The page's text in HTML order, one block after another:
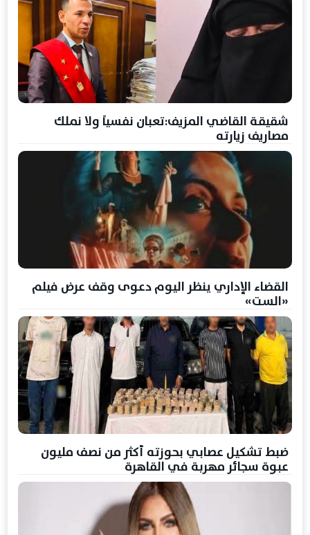
شقيقة القاضي المزيف:تعبان نفسياً ولا نملك
مصاريف زيارته
القضاء الإداري ينظر اليوم دعوى وقف عرض فيلم
«الست»
ضبط تشكيل عصابي بحوزته أكثر من نصف مليون
عبوة سجائر مهربة في القاهرة